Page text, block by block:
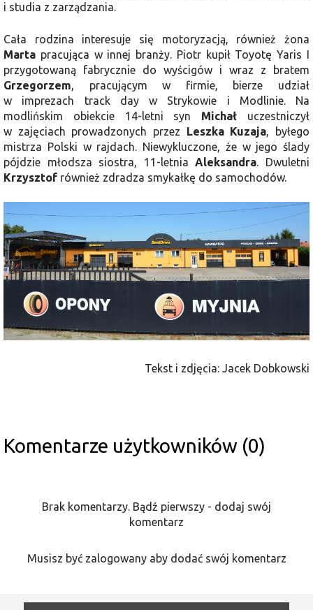
i studia z zarządzania.
Cała rodzina interesuje się motoryzacją, również żona
Marta pracująca w innej branży. Piotr kupił Toyotę Yaris I
przygotowaną fabrycznie do wyścigów i wraz z bratem
Grzegorzem, pracującym w firmie, bierze udział
w imprezach track day w Strykowie i Modlinie. Na
modlińskim obiekcie 14-letni syn Michał uczestniczył
w zajęciach prowadzonych przez Leszka Kuzaja, byłego
mistrza Polski w rajdach. Niewykluczone, że w jego ślady
pójdzie młodsza siostra, 11-letniaAleksandra. Dwuletni
Krzysztof również zdradza smykałkę do samochodów.
Tekst i zdjęcia: Jacek Dobkowski
Komentarze użytkowników (0)
Brak komentarzy. Bądź pierwszy - dodaj swój
komentarz
Musisz być zalogowany aby dodać swój komentarz